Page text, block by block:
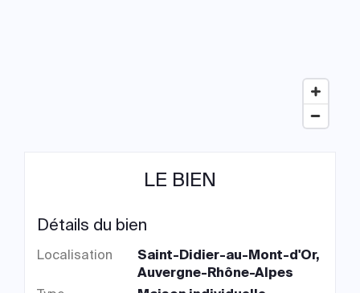
LE BIEN
Détails du bien
Localisation
Saint-Didier-au-Mont-d'Or,
Auvergne-Rhône-Alpes